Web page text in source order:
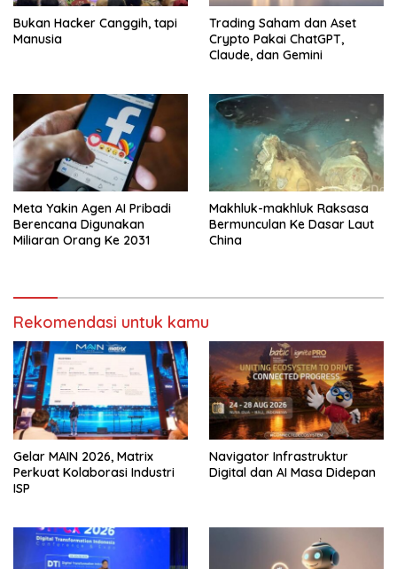
Bukan Hacker Canggih, tapi
Manusia
Trading Saham dan Aset
Crypto Pakai ChatGPT,
Claude, dan Gemini
Meta Yakin Agen AI Pribadi
Berencana Digunakan
Miliaran Orang Ke 2031
Makhluk-makhluk Raksasa
Bermunculan Ke Dasar Laut
China
Rekomendasi untuk kamu
Gelar MAIN 2026, Matrix
Perkuat Kolaborasi Industri
ISP
Navigator Infrastruktur
Digital dan AI Masa Didepan